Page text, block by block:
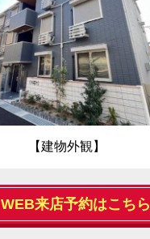
【建物外観】
WEB来店予約はこちら